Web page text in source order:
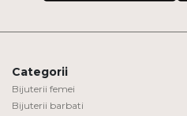
Categorii
Bijuterii femei
Bijuterii barbati